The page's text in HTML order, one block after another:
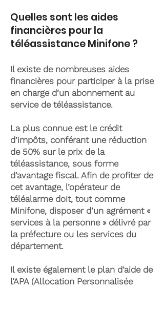
Quelles sont les aides
financières pour la
téléassistance Minifone ?
Il existe de nombreuses aides
financières pour participer à la prise
en charge d’un abonnement au
service de téléassistance.
La plus connue est le crédit
d’impôts, conférant une réduction
de 50% sur le prix de la
téléassistance, sous forme
d’avantage fiscal. Afin de profiter de
cet avantage, l’opérateur de
téléalarme doit, tout comme
Minifone, disposer d’un agrément «
services à la personne » délivré par
la préfecture ou les services du
département.
Il existe également le plan d’aide de
l’APA (Allocation Personnalisée